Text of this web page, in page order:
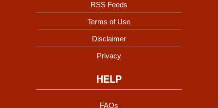
RSS Feeds
Terms of Use
Disclaimer
Privacy
HELP
FAQs